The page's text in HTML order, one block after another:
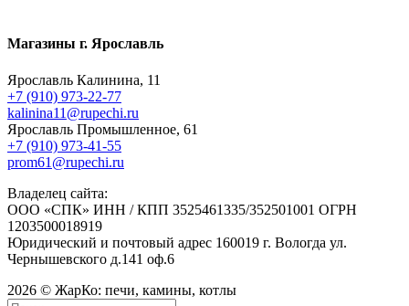
Магазины г. Ярославль
Ярославль Калинина, 11
+7 (910) 973-22-77
kalinina11@rupechi.ru
Ярославль Промышленное, 61
+7 (910) 973-41-55
prom61@rupechi.ru
Владелец сайта:
ООО «СПК» ИНН / КПП 3525461335/352501001 ОГРН
1203500018919
Юридический и почтовый адрес 160019 г. Вологда ул.
Чернышевского д.141 оф.6
2026 © ЖарКо: печи, камины, котлы